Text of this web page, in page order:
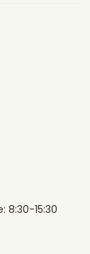
8:30-15:30